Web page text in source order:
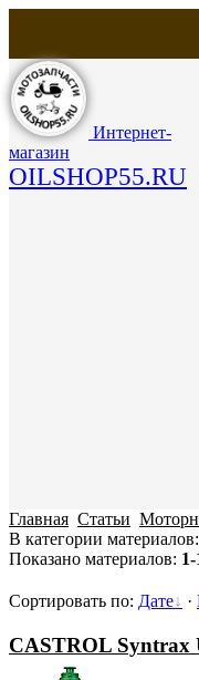
Интернет-
магазин
OILSHOP55.RU
Главная Статьи
В категории материалов:
Показано материалов: 1-
Сортировать по: Дате ·
CASTROL Syntrax